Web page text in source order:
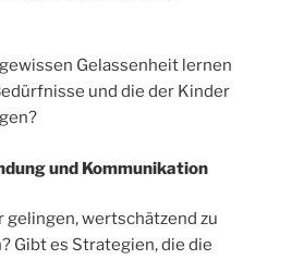
Gelassenheit lernen
und die der Kinder
und Kommunikation
gelingen, wertschätzend zu
Gibt es Strategien, die die